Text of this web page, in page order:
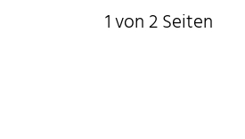
1 von 2 Seiten